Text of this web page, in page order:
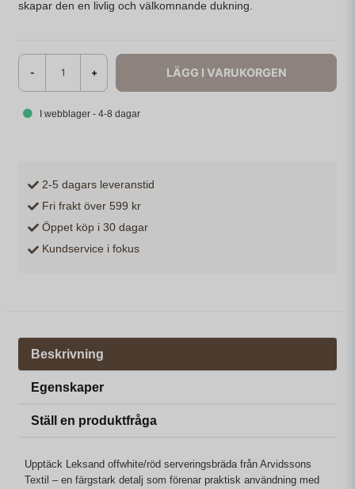
skapar den en livlig och välkomnande dukning.
- + LÄGG I VARUKORGEN
I webblager - 4-8 dagar
2-5 dagars leveranstid
Fri frakt över 599 kr
Öppet köp i 30 dagar
Kundservice i fokus
Beskrivning
Egenskaper
Ställ en produktfråga
Upptäck Leksand offwhite/röd serveringsbräda från Arvidssons
Textil – en färgstark detalj som förenar praktisk användning med